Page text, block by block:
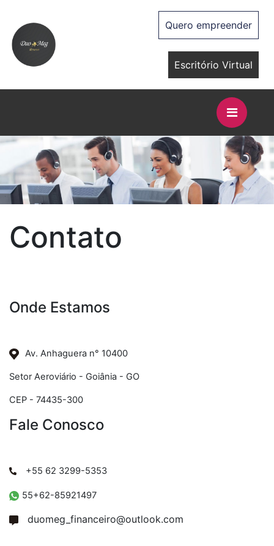
Quero empreender
Escritório Virtual
Contato
Onde Estamos
Av. Anhaguera n° 10400
Setor Aeroviário - Goiânia - GO
CEP - 74435-300
Fale Conosco
+55 62 3299-5353
55+62-85921497
duomeg_financeiro@outlook.com